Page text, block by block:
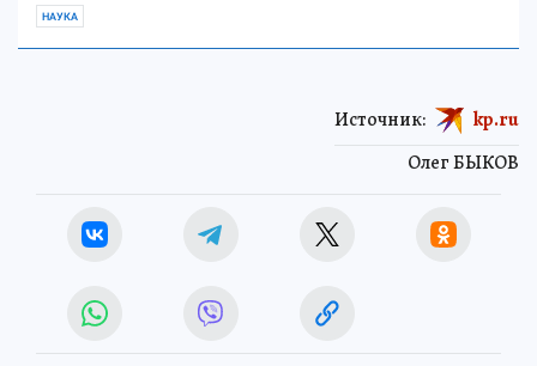
НАУКА
Олег БЫКОВ
Источник: kp.ru